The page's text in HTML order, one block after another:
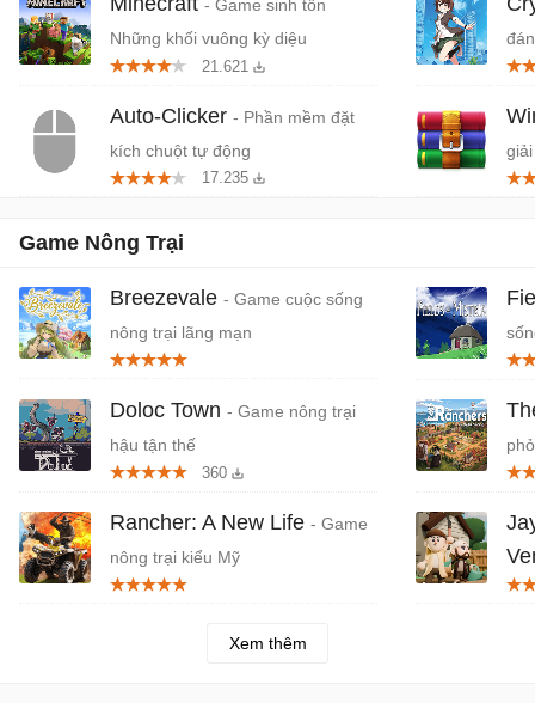
- Game sinh tồn
Những khối vuông kỳ diệu
21.621
Auto-Clicker - Phần mềm đặt
kích chuột tự động
17.235
Game Nông Trại
Breezevale - Game cuộc sống
nông trại lãng mạn
Doloc Town - Game nông trại
hậu tận thế
360
Rancher: A New Life - Game
nông trại kiểu Mỹ
đẹp
Xem thêm